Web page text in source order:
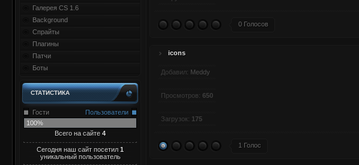
Галерея CS 1.6
Background
Спрайты
Плагины
Патчи
Боты
СТАТИСТИКА
Пользователи
Гости
100%
Всего на сайте 4
Сегодня наш сайт посетил 1
уникальный пользователь
0 Голосов
icons
Добавил: Meddy
Просмотров: 650
Загрузок: 175
1 Голос